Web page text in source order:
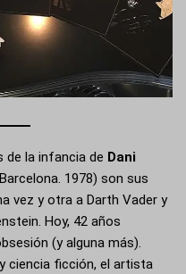
de la infancia de Dani
1978) son sus
vez y otra a Darth Vader y
Hoy, 42 años
(y alguna más).
ciencia ficción, el artista